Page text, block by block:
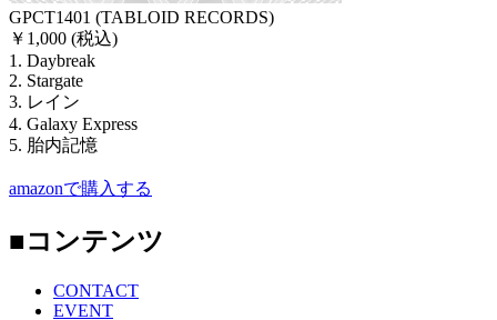
GPCT1401 (TABLOID RECORDS)
￥1,000 (税込)
1. Daybreak
2. Stargate
3. レイン
4. Galaxy Express
5. 胎内記憶
amazonで購入する
■コンテンツ
CONTACT
EVENT